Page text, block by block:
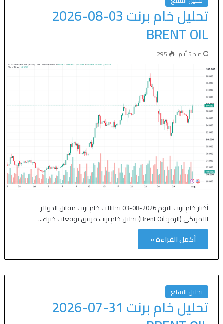
تحليل خام برنت 03-08-2026
BRENT OIL
منذ 5 أيام 295
أخبار خام برنت اليوم 2026-08-03 تحليلات خام برنت مقابل الدولار
الامريكي (الرمز: Brent Oil) تحليل خام برنت مرفق توقعات خبراء…
أكمل القراءة »
تحليل السلع
تحليل خام برنت 31-07-2026